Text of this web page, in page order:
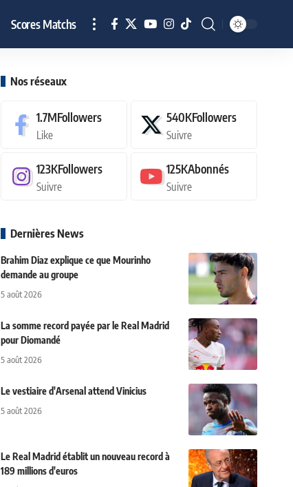
Scores Matchs
Nos réseaux
1.7MFollowers
Like
540KFollowers
Suivre
123KFollowers
Suivre
125KAbonnés
Suivre
Dernières News
Brahim Diaz explique ce que Mourinho
demande au groupe
5 août 2026
La somme record payée par le Real Madrid
pour Diomandé
5 août 2026
Le vestiaire d'Arsenal attend Vinicius
5 août 2026
Le Real Madrid établit un nouveau record à
189 millions d'euros